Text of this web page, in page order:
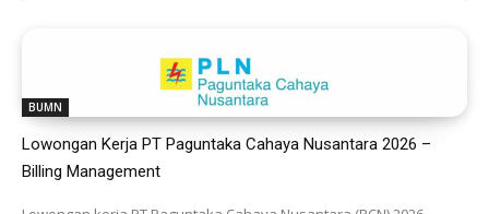
BUMN
Lowongan Kerja PT Paguntaka Cahaya Nusantara 2026 –
Billing Management